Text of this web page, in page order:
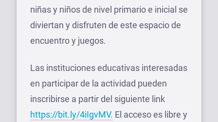
niñas y niños de nivel primario e inicial se
diviertan y disfruten de este espacio de
encuentro y juegos.
Las instituciones educativas interesadas
en participar de la actividad pueden
inscribirse a partir del siguiente link
https://bit.ly/4iIgvMV. El acceso es libre y